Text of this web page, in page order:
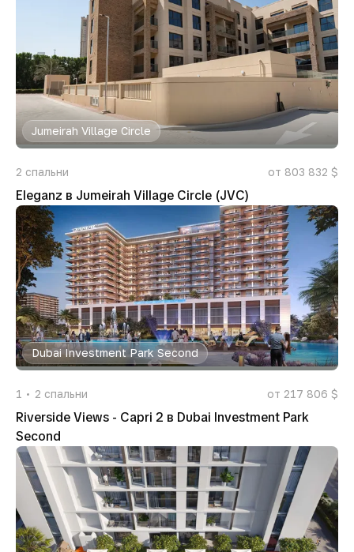
Jumeirah Village Circle
2 спальни от 803 832 $
Eleganz в Jumeirah Village Circle (JVC)
Dubai Investment Park Second
1 2 спальни от 217 806 $
Riverside Views - Capri 2 в Dubai Investment Park
Second